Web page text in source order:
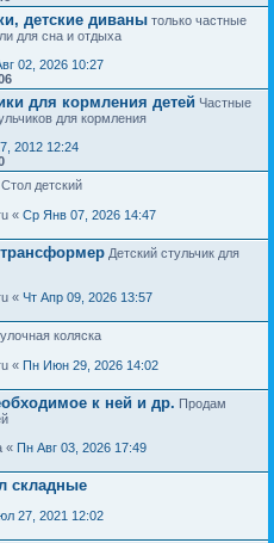
детские диваны только частные
для сна и отдыха
02, 2026 10:27
для кормления детей Частные
для кормления
2012 12:24
Стол детский
« Ср Янв 07, 2026 14:47
Детский стульчик для
« Чт Апр 09, 2026 13:57
коляска
« Пн Июн 29, 2026 14:02
к ней и др. Продам
« Пн Авг 03, 2026 17:49
складные
27, 2021 12:02